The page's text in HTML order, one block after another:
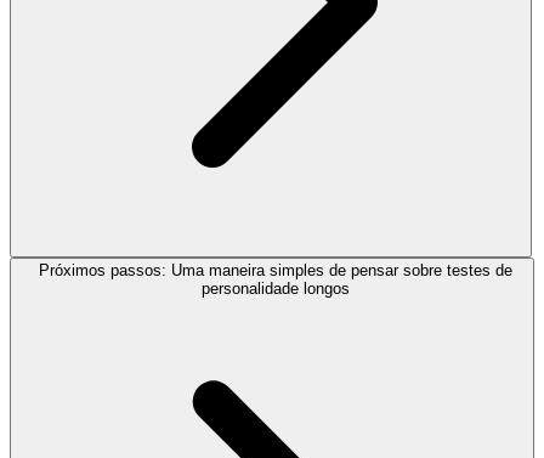
Próximos passos: Uma maneira simples de pensar sobre testes de
personalidade longos